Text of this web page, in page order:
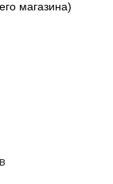
магазина)